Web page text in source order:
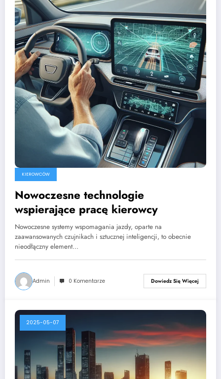
KIEROWCÓW
Nowoczesne technologie
wspierające pracę kierowcy
Nowoczesne systemy wspomagania jazdy, oparte na
zaawansowanych czujnikach i sztucznej inteligencji, to obecnie
nieodłączny element…
Admin 0 Komentarze Dowiedz Się Więcej
2025-05-07